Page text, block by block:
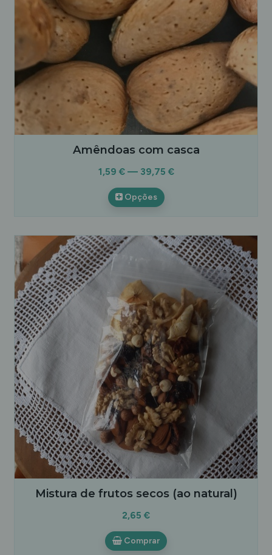
Amêndoas com casca
1,59 € — 39,75 €
Opções
Mistura de frutos secos (ao natural)
2,65 €
Comprar